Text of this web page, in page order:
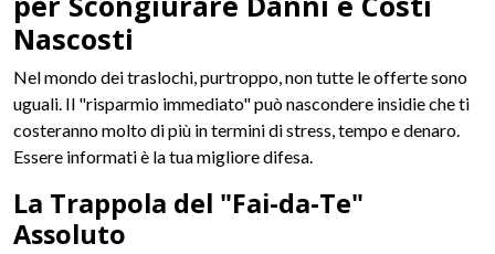
Nascosti
Nel mondo dei traslochi, purtroppo, non tutte le offerte sono
uguali. Il "risparmio immediato" può nascondere insidie che ti
costeranno molto di più in termini di stress, tempo e denaro.
Essere informati è la tua migliore difesa.
La Trappola del "Fai-da-Te"
Assoluto